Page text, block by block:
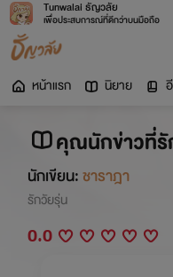
Tunwalai ธัญวลัย
เพื่อประสบการณ์ที่ดีกว่าบนมือถือ
หน้าแรก นิยาย
คุณนักข่าวที่รั
นักเขียน:ชาราฎา
รักวัยรุ่น
0.0